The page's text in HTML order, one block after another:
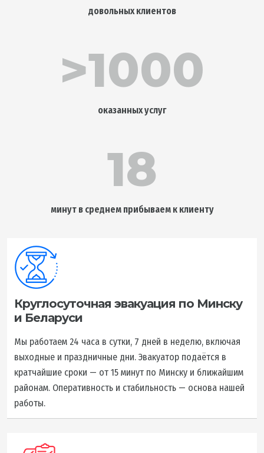
довольных клиентов
>1000
оказанных услуг
18
минут в среднем прибываем к клиенту
Круглосуточная эвакуация по Минску
и Беларуси
Мы работаем 24 часа в сутки, 7 дней в неделю, включая
выходные и праздничные дни. Эвакуатор подаётся в
кратчайшие сроки — от 15 минут по Минску и ближайшим
районам. Оперативность и стабильность — основа нашей
работы.